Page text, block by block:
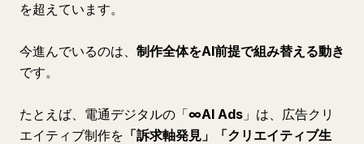
を超えています。
今進んでいるのは、 制作全体をAI前提で組み替える動き
です。
たとえば、電通デジタルの「∞AI Ads 」は、広告クリ
エイティブ制作を 「訴求軸発見」「クリエイティブ生